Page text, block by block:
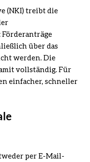
(NKI) treibt die
über das
werden. Die
vollständig. Für
einfacher, schneller
per E-Mail-